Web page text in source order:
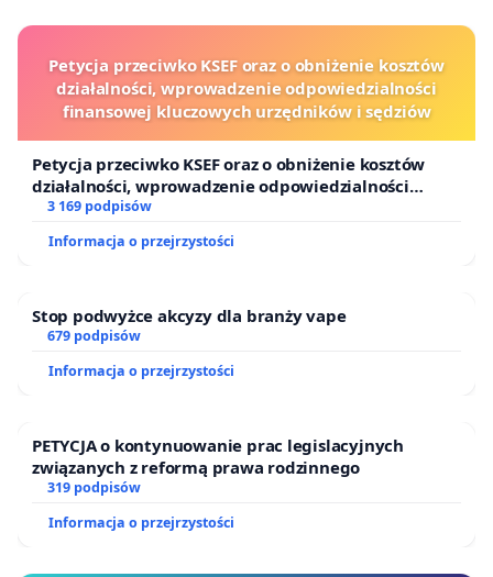
Petycja przeciwko KSEF oraz o obniżenie kosztów
działalności, wprowadzenie odpowiedzialności
finansowej kluczowych urzędników i sędziów
Petycja przeciwko KSEF oraz o obniżenie kosztów
działalności, wprowadzenie odpowiedzialności
finansowej kluczowych urzędników i sędziów
3 169 podpisów
Informacja o przejrzystości
Stop podwyżce akcyzy dla branży vape
679 podpisów
Informacja o przejrzystości
PETYCJA o kontynuowanie prac legislacyjnych
związanych z reformą prawa rodzinnego
319 podpisów
Informacja o przejrzystości